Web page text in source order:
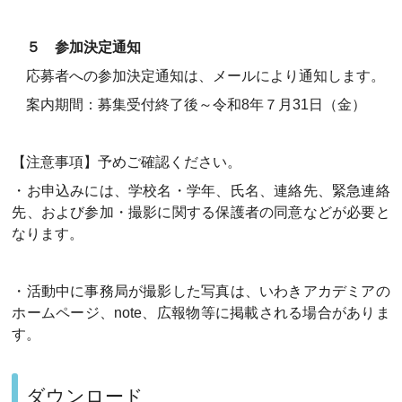
５ 参加決定通知
応募者への参加決定通知は、メールにより通知します。
案内期間：募集受付終了後～令和8年７月31日（金）
【注意事項】予めご確認ください。
・お申込みには、学校名・学年、氏名、連絡先、緊急連絡
先、および参加・撮影に関する保護者の同意などが必要と
なります。
・活動中に事務局が撮影した写真は、いわきアカデミアの
ホームページ、note、広報物等に掲載される場合がありま
す。
ダウンロード